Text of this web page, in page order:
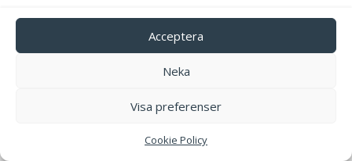
Acceptera
Neka
Visa preferenser
Cookie Policy
Om Oss
Kontakta oss direkt